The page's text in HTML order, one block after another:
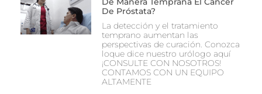
De Próstata?
La detección y el tratamiento
temprano aumentan las
perspectivas de curación. Conozca
loque dice nuestro urólogo aquí
¡CONSULTE CON NOSOTROS!
CONTAMOS CON UN EQUIPO
ALTAMENTE